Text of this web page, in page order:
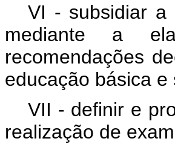
VI - subsidiar a
mediante a
recomendações
educação básica e
VII - definir e
realização de